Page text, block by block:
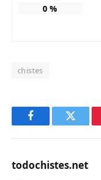
0%
chistes
FacebookTwitter
todochistes.net